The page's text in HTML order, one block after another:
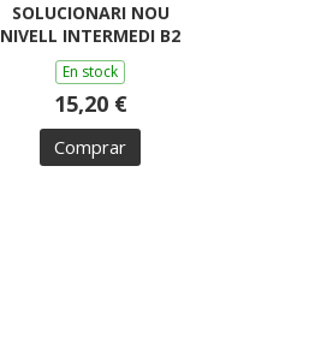
SOLUCIONARI NOU
NIVELL INTERMEDI B2
En stock
15,20 €
Comprar